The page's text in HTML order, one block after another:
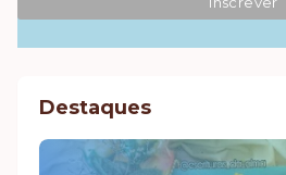
Destaques